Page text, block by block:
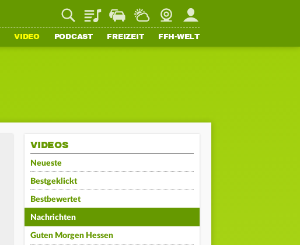
PlaylistStaupilotWetterWebcamMein FFH
VIDEO PODCAST FREIZEIT FFH-WELT
VIDEOS
Neueste
Bestgeklickt
Bestbewertet
Nachrichten
Guten Morgen Hessen